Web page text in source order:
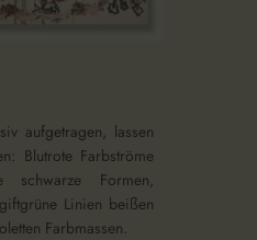
aufgetragen, lassen
Blutrote Farbströme
Formen,
Linien beißen
Farbmassen.